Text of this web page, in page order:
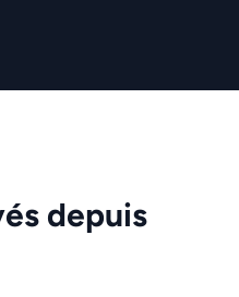
depuis